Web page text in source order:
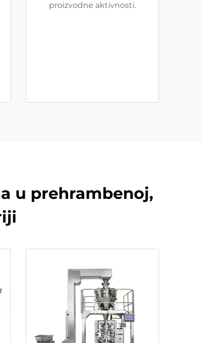
proizvodne aktivnosti.
u prehrambenoj,